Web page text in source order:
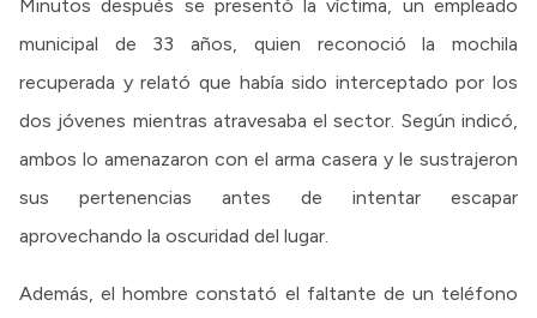
Minutos después se presentó la víctima, un empleado
municipal de 33 años, quien reconoció la mochila
recuperada y relató que había sido interceptado por los
dos jóvenes mientras atravesaba el sector. Según indicó,
ambos lo amenazaron con el arma casera y le sustrajeron
sus pertenencias antes de intentar escapar
aprovechando la oscuridad del lugar.
Además, el hombre constató el faltante de un teléfono